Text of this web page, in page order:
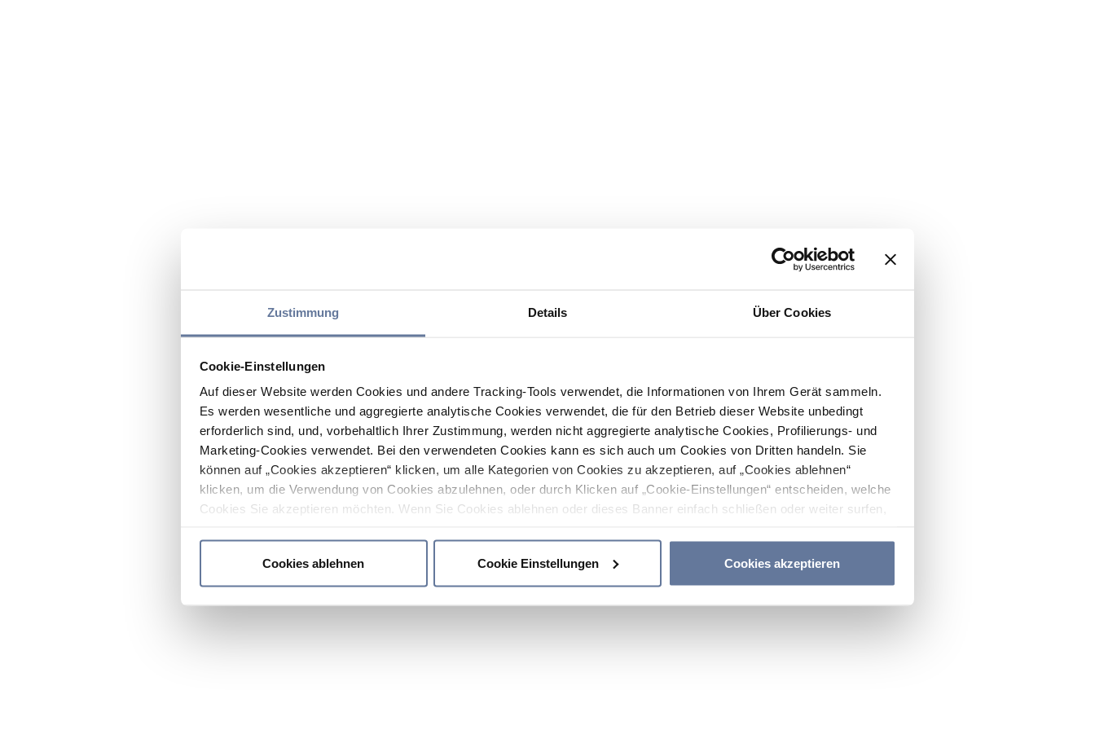
Zustimmung Details Über Cookies
Cookie-Einstellungen
Auf dieser Website werden Cookies und andere Tracking-Tools verwendet, die Informationen von Ihrem Gerät sammeln.
Es werden wesentliche und aggregierte analytische Cookies verwendet, die für den Betrieb dieser Website unbedingt
erforderlich sind, und, vorbehaltlich Ihrer Zustimmung, werden nicht aggregierte analytische Cookies, Profilierungs- und
Marketing-Cookies verwendet. Bei den verwendeten Cookies kann es sich auch um Cookies von Dritten handeln. Sie
können auf „Cookies akzeptieren“ klicken, um alle Kategorien von Cookies zu akzeptieren, auf „Cookies ablehnen“
klicken, um die Verwendung von Cookies abzulehnen, oder durch Klicken auf „Cookie-Einstellungen“ entscheiden, welche
Cookies Sie akzeptieren möchten. Wenn Sie Cookies ablehnen oder dieses Banner einfach schließen oder weiter surfen,
Cookies ablehnen
Cookie Einstellungen Cookies akzeptieren